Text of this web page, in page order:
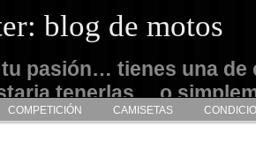
blog de motos
tu pasión… tienes una de
tenerlas… o
es tu sitio
COMPETICIÓN CAMISETAS